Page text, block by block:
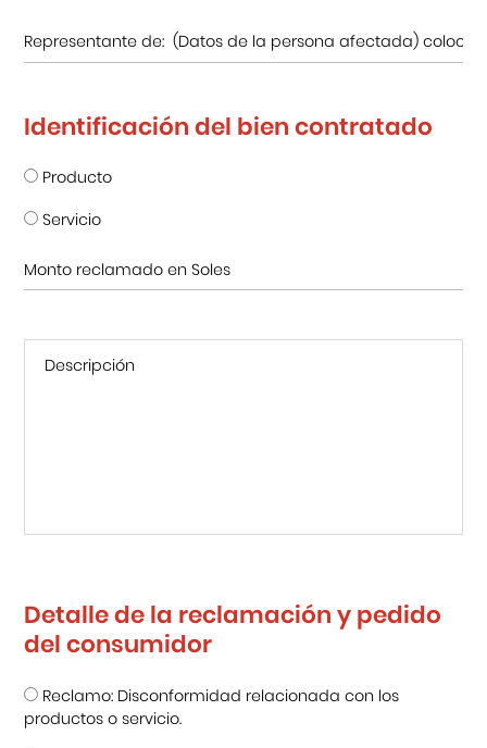
Identificación del bien contratado
Producto
Servicio
Detalle de la reclamación y pedido
del consumidor
Reclamo: Disconformidad relacionada con los
productos o servicio.